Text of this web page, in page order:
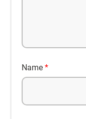
Name *